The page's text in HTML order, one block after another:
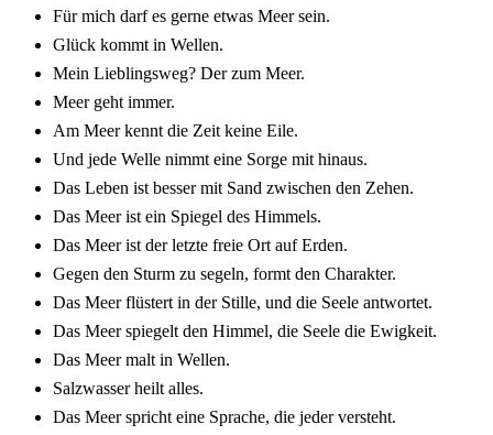
Für mich darf es gerne etwas Meer sein.
Glück kommt in Wellen.
Mein Lieb­lings­weg? Der zum Meer.
Meer geht immer.
Am Meer kennt die Zeit keine Eile.
Und jede Welle nimmt eine Sorge mit hinaus.
Das Leben ist besser mit Sand zwischen den Zehen.
Das Meer ist ein Spie­gel des Himmels.
Das Meer ist der letz­te freie Ort auf Erden.
Gegen den Sturm zu segeln, formt den Charak­ter.
Das Meer flüs­tert in der Stil­le, und die Seele antwor­tet.
Das Meer spie­gelt den Himmel, die Seele die Ewig­keit.
Das Meer malt in Wellen.
Salz­was­ser heilt alles.
Das Meer spricht eine Spra­che, die jeder versteht.